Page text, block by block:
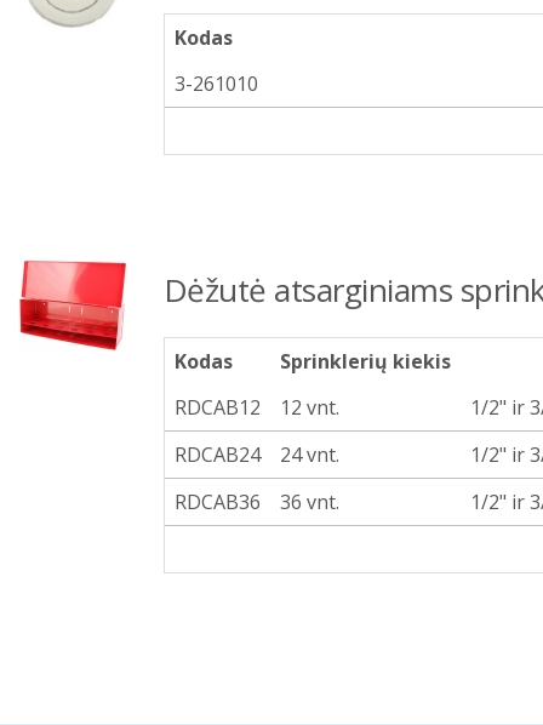
Kodas
3-261010
Dėžutė atsarginiams
Kodas
Sprinklerių kiekis
RDCAB12
12 vnt.
1/2" ir
RDCAB24
24 vnt.
1/2" ir
RDCAB36
36 vnt. 1/2" ir